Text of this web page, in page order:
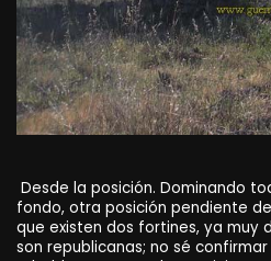
Desde la posición. Dominando
fondo, otra posición pendiente
que existen dos fortines, ya muy
son republicanas; no sé